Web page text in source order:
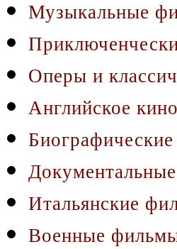
Музыкальные
Оперы и
Английское кино
Итальянские
Военные